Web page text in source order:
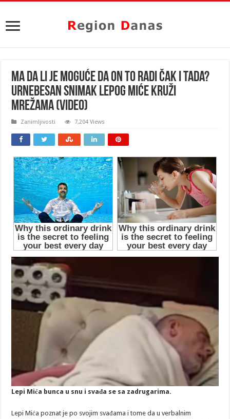
MA DA LI JE MOGUĆE DA ON TO RADI ČAK I TADA?
Urnebesan snimak Lepog Miće kruži
mrežama (VIDEO)
Zanimljivosti 7,204 Views
Lepi Mića bunca u snu i svađa se sa zadrugarima.
Lepi Mića poznat je po svojim svađama i tome da u verbalnim